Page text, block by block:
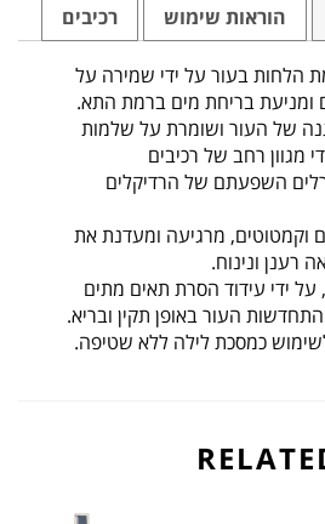
הוראות שימוש רכיבים
הלחות בעור על ידי שמירה על
ומניעת בריחת מים ברמת התא.
של העור ושומרת על שלמות
מגוון רחב של רכיבים
השפעתם של הרדיקלים
וקמטוטים, מרגיעה ומעדנת את
ונינוח.
על ידי עידוד הסרת תאים מתים
העור באופן תקין ובריא.
כמסכת לילה ללא שטיפה.